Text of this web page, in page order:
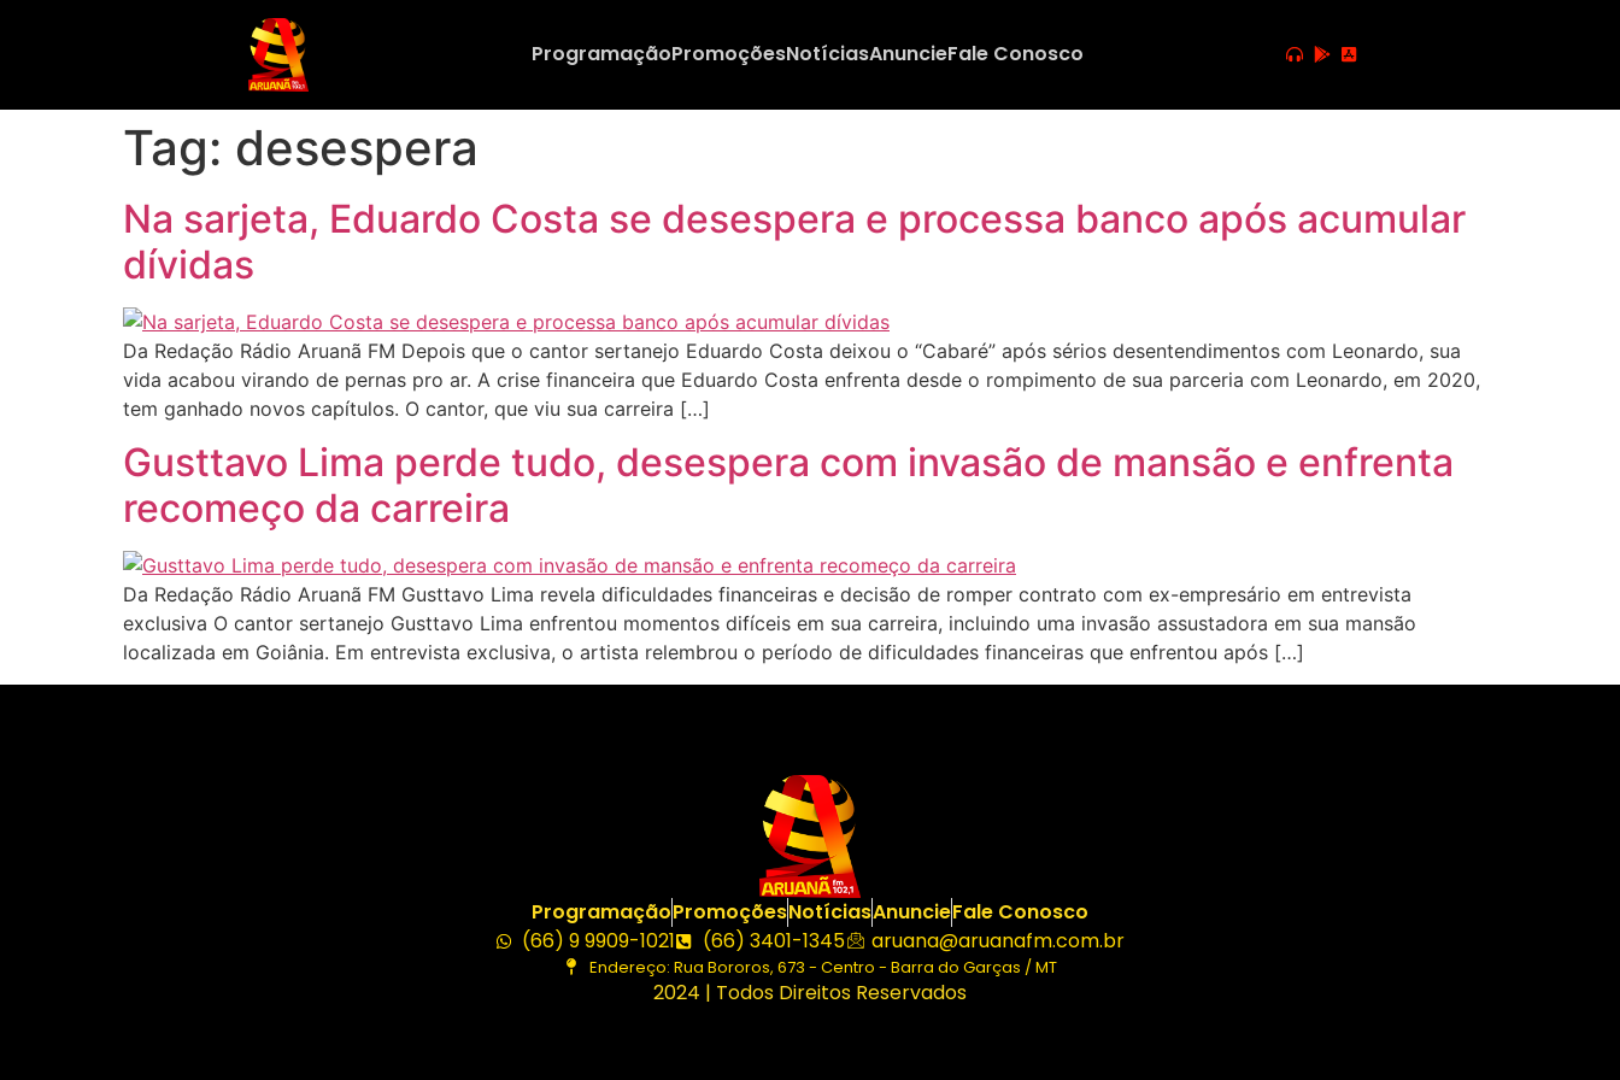
ProgramaçãoPromoçõesNotíciasAnuncieFale Conosco
Tag: desespera
Na sarjeta, Eduardo Costa se desespera e processa banco após acumular
dívidas
Da Redação Rádio Aruanã FM Depois que o cantor sertanejo Eduardo Costa deixou o “Cabaré” após sérios desentendimentos com Leonardo, sua
vida acabou virando de pernas pro ar. A crise financeira que Eduardo Costa enfrenta desde o rompimento de sua parceria com Leonardo, em 2020,
tem ganhado novos capítulos. O cantor, que viu sua carreira […]
Gusttavo Lima perde tudo, desespera com invasão de mansão e enfrenta
recomeço da carreira
Da Redação Rádio Aruanã FM Gusttavo Lima revela dificuldades financeiras e decisão de romper contrato com ex-empresário em entrevista
exclusiva O cantor sertanejo Gusttavo Lima enfrentou momentos difíceis em sua carreira, incluindo uma invasão assustadora em sua mansão
localizada em Goiânia. Em entrevista exclusiva, o artista relembrou o período de dificuldades financeiras que enfrentou após […]
ProgramaçãoPromoçõesNotíciasAnuncieFale Conosco
(66) 9 9909-1021
(66) 3401-1345 aruana@aruanafm.com.br
Endereço: Rua Bororos, 673 - Centro - Barra do Garças / MT
2024 | Todos Direitos Reservados